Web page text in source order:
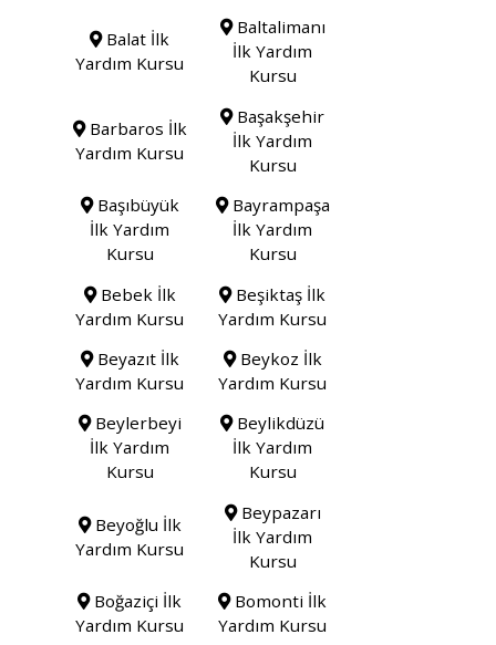
Balat İlk
Yardım Kursu
Baltalimanı
İlk Yardım
Kursu
Barbaros İlk
Yardım Kursu
Başakşehir
İlk Yardım
Kursu
Başıbüyük
İlk Yardım
Kursu
Bayrampaşa
İlk Yardım
Kursu
Bebek İlk
Yardım Kursu
Beşiktaş İlk
Yardım Kursu
Beyazıt İlk
Yardım Kursu
Beykoz İlk
Yardım Kursu
Beylerbeyi
İlk Yardım
Kursu
Beylikdüzü
İlk Yardım
Kursu
Beyoğlu İlk
Yardım Kursu
Beypazarı
İlk Yardım
Kursu
Boğaziçi İlk
Yardım Kursu
Bomonti İlk
Yardım Kursu